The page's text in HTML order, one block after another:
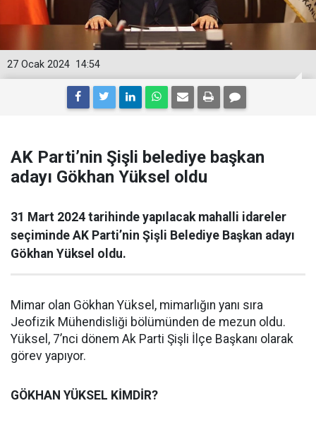
14:54
27 Ocak 2024
AK Parti’nin Şişli belediye başkan
adayı Gökhan Yüksel oldu
31 Mart 2024 tarihinde yapılacak mahalli idareler
seçiminde AK Parti’nin Şişli Belediye Başkan adayı
Gökhan Yüksel oldu.
Mimar olan Gökhan Yüksel, mimarlığın yanı sıra
Jeofizik Mühendisliği bölümünden de mezun oldu.
Yüksel, 7’nci dönem Ak Parti Şişli İlçe Başkanı olarak
görev yapıyor.
GÖKHAN YÜKSEL KİMDİR?